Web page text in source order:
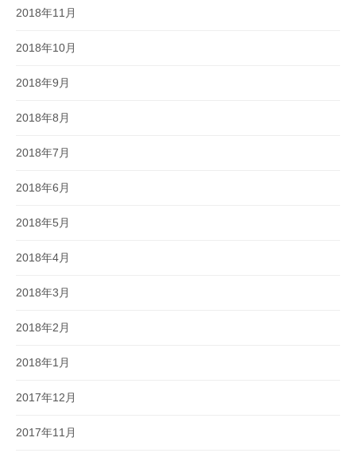
2018年11月
2018年10月
2018年9月
2018年8月
2018年7月
2018年6月
2018年5月
2018年4月
2018年3月
2018年2月
2018年1月
2017年12月
2017年11月